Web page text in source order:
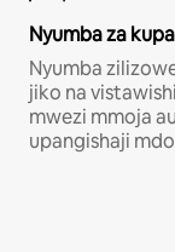
Nyumba za
Nyumba
jiko na
mwezi mmoja
upangishaji